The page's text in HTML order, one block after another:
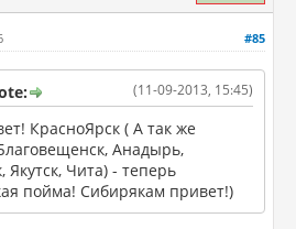
#85
(11-09-2013, 15:45)
КрасноЯрск ( А так же
Анадырь,
Якутск, Чита) - теперь
пойма! Сибирякам привет!)